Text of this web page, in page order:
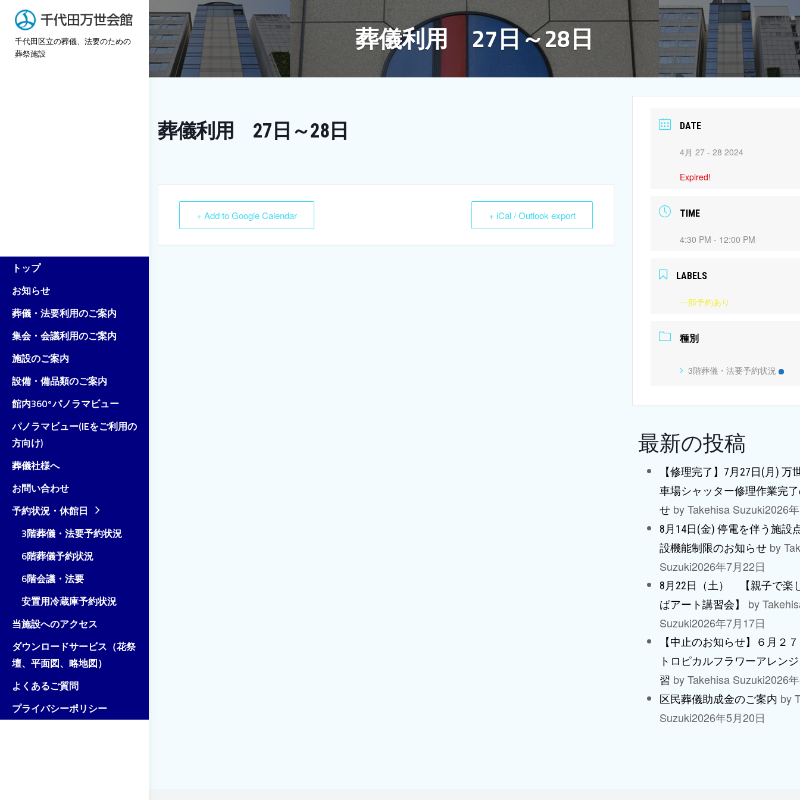
Skip
content
千代田区立の葬儀、法要のための
葬祭施設
トップ
お知らせ
葬儀・法要利用のご案内
集会・会議利用のご案内
施設のご案内
設備・備品類のご案内
館内360°パノラマビュー
パノラマビュー(IEをご利用の
方向け)
葬儀社様へ
お問い合わせ
予約状況・休館日
3階葬儀・法要予約状況
6階葬儀予約状況
6階会議・法要
安置用冷蔵庫予約状況
当施設へのアクセス
ダウンロードサービス（花祭
壇、平面図、略地図）
よくあるご質問
プライバシーポリシー
葬儀利用 27日～28日
葬儀利用 27日～28日
+ Add to Google Calendar + iCal / Outlook export
DATE
4月 27 - 28 2024
Expired!
TIME
4:30 PM - 12:00 PM
LABELS
一部予約あり
種別
3階葬儀・法要予約状況
最新の投稿
【修理完了】7月27日(月) 万
車場シャッター修理作業完
せ by Takehisa Suzuki2026
8月14日(金) 停電を伴う施設
設機能制限のお知らせ by
Suzuki2026年7月22日
8月22日（土） 【親子で楽
ぱアート講習会】
by
Suzuki2026年7月17日
【中止のお知らせ】６月２
トロピカルフラワーアレン
習 by Takehisa Suzuki2026
区民葬儀助成金のご案内 by
Suzuki2026年5月20日